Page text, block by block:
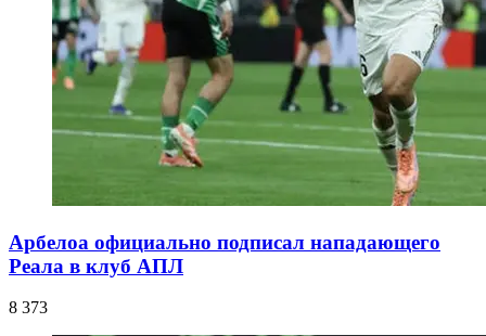
Арбелоа официально подписал нападающего
Реала в клуб АПЛ
8 373